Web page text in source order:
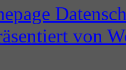
von